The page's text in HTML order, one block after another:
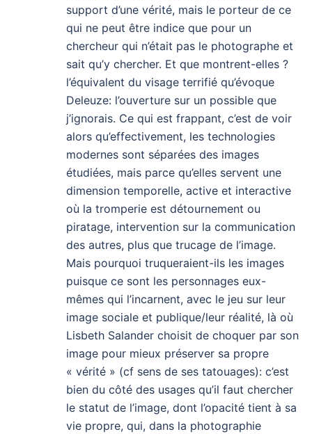
support d’une vérité, mais le porteur de ce
qui ne peut être indice que pour un
chercheur qui n’était pas le photographe et
sait qu’y chercher. Et que montrent-elles ?
l’équivalent du visage terrifié qu’évoque
Deleuze: l’ouverture sur un possible que
j’ignorais. Ce qui est frappant, c’est de voir
alors qu’effectivement, les technologies
modernes sont séparées des images
étudiées, mais parce qu’elles servent une
dimension temporelle, active et interactive
où la tromperie est détournement ou
piratage, intervention sur la communication
des autres, plus que trucage de l’image.
Mais pourquoi truqueraient-ils les images
puisque ce sont les personnages eux-
mêmes qui l’incarnent, avec le jeu sur leur
image sociale et publique/leur réalité, là où
Lisbeth Salander choisit de choquer par son
image pour mieux préserver sa propre
« vérité » (cf sens de ses tatouages): c’est
bien du côté des usages qu’il faut chercher
le statut de l’image, dont l’opacité tient à sa
vie propre, qui, dans la photographie